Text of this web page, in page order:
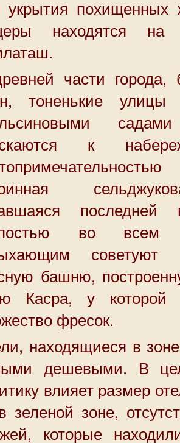
укрытия
находятся
части города,
тоненькие улицы
к
последней
во всем
советуют
башню,
Касра, у которой
фресок.
находящиеся в
дешевыми. В
влияет размер
зеленой зоне,
которые